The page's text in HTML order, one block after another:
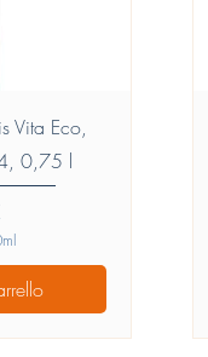
Vita Eco,
0,75 l